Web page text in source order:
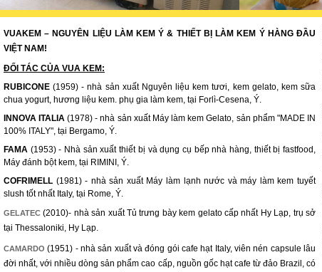
VUAKEM – NGUYÊN LIỆU LÀM KEM Ý & THIẾT BỊ LÀM KEM Ý HÀNG ĐẦU
VIỆT NAM!
ĐỐI TÁC CỦA VUA KEM:
RUBICONE (1959) - nhà sản xuất Nguyên liệu kem tươi, kem gelato, kem sữa
chua yogurt, hương liệu kem. phụ gia làm kem, tại Forlì-Cesena, Ý.
INNOVA ITALIA (1978) - nhà sản xuất Máy làm kem Gelato, sản phẩm "MADE IN
100% ITALY", tại Bergamo, Ý.
FAMA (1953) - Nhà sản xuất thiết bị và dụng cụ bếp nhà hàng, thiết bị fastfood,
Máy đánh bột kem, tại RIMINI, Ý.
COFRIMELL (1981) - nhà sản xuất Máy làm lạnh nước và máy làm kem tuyết
slush tốt nhất Italy, tại Rome, Ý.
GELATEC (2010)- nhà sản xuất Tủ trưng bày kem gelato cấp nhất Hy Lạp, trụ sở
tại Thessaloniki, Hy Lạp.
CAMARDO (1951) - nhà sản xuất và đóng gói cafe hạt Italy, viên nén capsule lâu
đời nhất, với nhiều dòng sản phẩm cao cấp, nguồn gốc hạt cafe từ đảo Brazil, có